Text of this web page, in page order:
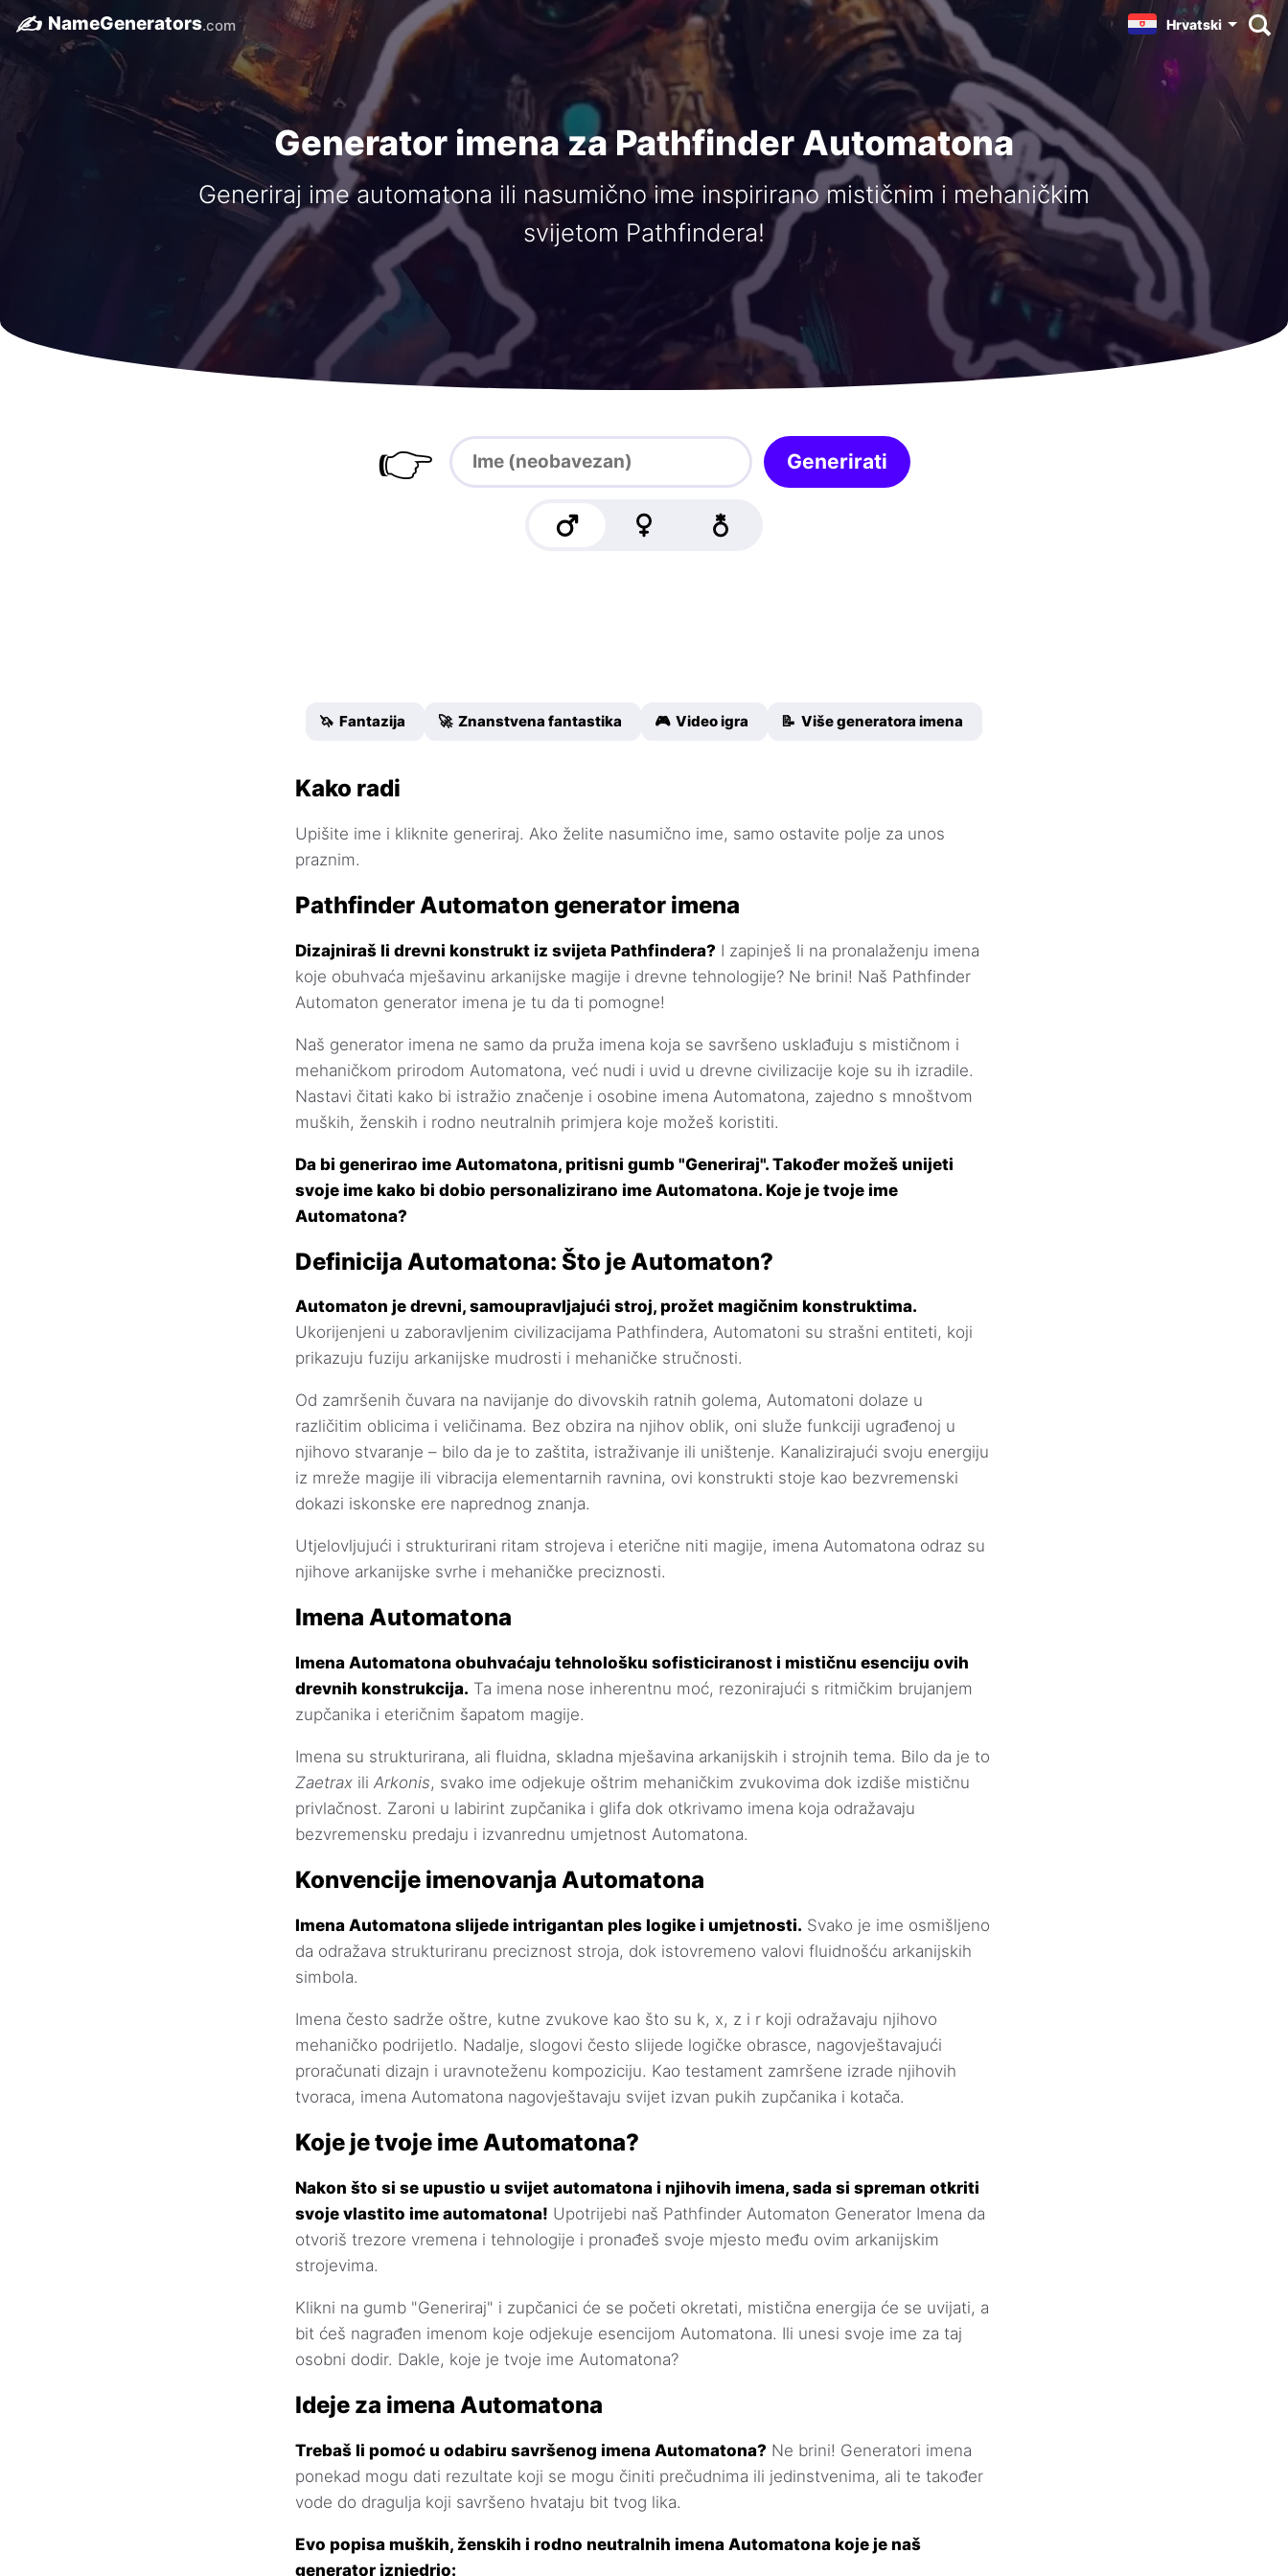
✍️ NameGenerators.com Hrvatski
Generator imena za Pathfinder Automatona
Generiraj ime automatona ili nasumično ime inspirirano mističnim i mehaničkim
svijetom Pathfindera!
👉 Generirati
🦄 Fantazija 🚀 Znanstvena fantastika 🎮 Video igra 📝 Više generatora imena
Kako radi
Upišite ime i kliknite generiraj. Ako želite nasumično ime, samo ostavite polje za unos
praznim.
Pathfinder Automaton generator imena
Dizajniraš li drevni konstrukt iz svijeta Pathfindera? I zapinješ li na pronalaženju imena
koje obuhvaća mješavinu arkanijske magije i drevne tehnologije? Ne brini! Naš Pathfinder
Automaton generator imena je tu da ti pomogne!
Naš generator imena ne samo da pruža imena koja se savršeno usklađuju s mističnom i
mehaničkom prirodom Automatona, već nudi i uvid u drevne civilizacije koje su ih izradile.
Nastavi čitati kako bi istražio značenje i osobine imena Automatona, zajedno s mnoštvom
muških, ženskih i rodno neutralnih primjera koje možeš koristiti.
Da bi generirao ime Automatona, pritisni gumb "Generiraj". Također možeš unijeti
svoje ime kako bi dobio personalizirano ime Automatona. Koje je tvoje ime
Automatona?
Definicija Automatona: Što je Automaton?
Automaton je drevni, samoupravljajući stroj, prožet magičnim konstruktima.
Ukorijenjeni u zaboravljenim civilizacijama Pathfindera, Automatoni su strašni entiteti, koji
prikazuju fuziju arkanijske mudrosti i mehaničke stručnosti.
Od zamršenih čuvara na navijanje do divovskih ratnih golema, Automatoni dolaze u
različitim oblicima i veličinama. Bez obzira na njihov oblik, oni služe funkciji ugrađenoj u
njihovo stvaranje – bilo da je to zaštita, istraživanje ili uništenje. Kanalizirajući svoju energiju
iz mreže magije ili vibracija elementarnih ravnina, ovi konstrukti stoje kao bezvremenski
dokazi iskonske ere naprednog znanja.
Utjelovljujući i strukturirani ritam strojeva i eterične niti magije, imena Automatona odraz su
njihove arkanijske svrhe i mehaničke preciznosti.
Imena Automatona
Imena Automatona obuhvaćaju tehnološku sofisticiranost i mističnu esenciju ovih
drevnih konstrukcija. Ta imena nose inherentnu moć, rezonirajući s ritmičkim brujanjem
zupčanika i eteričnim šapatom magije.
Imena su strukturirana, ali fluidna, skladna mješavina arkanijskih i strojnih tema. Bilo da je to
Zaetrax ili Arkonis, svako ime odjekuje oštrim mehaničkim zvukovima dok izdiše mističnu
privlačnost. Zaroni u labirint zupčanika i glifa dok otkrivamo imena koja odražavaju
bezvremensku predaju i izvanrednu umjetnost Automatona.
Konvencije imenovanja Automatona
Imena Automatona slijede intrigantan ples logike i umjetnosti. Svako je ime osmišljeno
da odražava strukturiranu preciznost stroja, dok istovremeno valovi fluidnošću arkanijskih
simbola.
Imena često sadrže oštre, kutne zvukove kao što su k, x, z i r koji odražavaju njihovo
mehaničko podrijetlo. Nadalje, slogovi često slijede logičke obrasce, nagovještavajući
proračunati dizajn i uravnoteženu kompoziciju. Kao testament zamršene izrade njihovih
tvoraca, imena Automatona nagovještavaju svijet izvan pukih zupčanika i kotača.
Koje je tvoje ime Automatona?
Nakon što si se upustio u svijet automatona i njihovih imena, sada si spreman otkriti
svoje vlastito ime automatona! Upotrijebi naš Pathfinder Automaton Generator Imena da
otvoriš trezore vremena i tehnologije i pronađeš svoje mjesto među ovim arkanijskim
strojevima.
Klikni na gumb "Generiraj" i zupčanici će se početi okretati, mistična energija će se uvijati, a
bit ćeš nagrađen imenom koje odjekuje esencijom Automatona. Ili unesi svoje ime za taj
osobni dodir. Dakle, koje je tvoje ime Automatona?
Ideje za imena Automatona
Trebaš li pomoć u odabiru savršenog imena Automatona? Ne brini! Generatori imena
ponekad mogu dati rezultate koji se mogu činiti prečudnima ili jedinstvenima, ali te također
vode do dragulja koji savršeno hvataju bit tvog lika.
Evo popisa muških, ženskih i rodno neutralnih imena Automatona koje je naš
generator iznjedrio: